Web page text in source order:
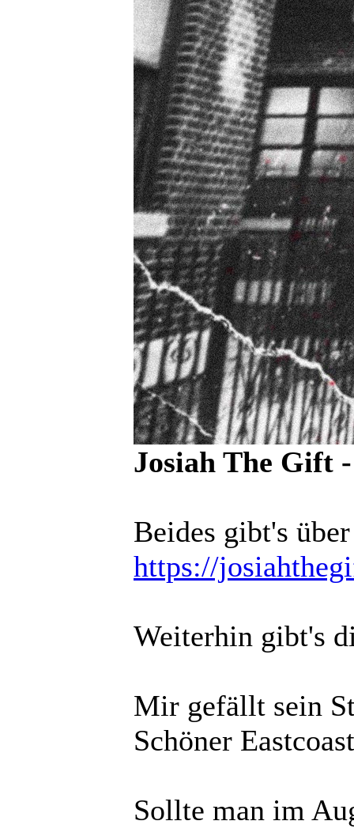
Josiah The Gift
Beides gibt's
https://
Weiterhin gibt's
Mir gefällt sein
Schöner
Sollte man im